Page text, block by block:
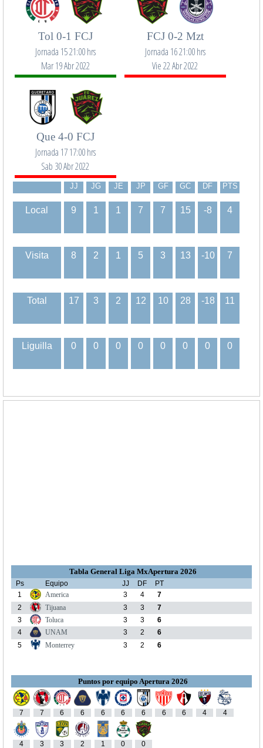
Tol 0-1 FCJ
Jornada 15 21:00 hrs
Mar 19 Abr 2022
FCJ 0-2 Mzt
Jornada 16 21:00 hrs
Vie 22 Abr 2022
Que 4-0 FCJ
Jornada 17 17:00 hrs
Sab 30 Abr 2022
JJ JG JE JP GF GC DF PTS
Local 9 1 1 7 7 15 -8 4
Visita 8 2 1 5 3 13 -10 7
Total 17 3 2 12 10 28 -18 11
Liguilla 0 0 0 0 0 0 0 0
Tabla General Liga MxApertura 2026
Ps Equipo JJ DF
PT
1
America 3 4
7
2
Tijuana 3 3
7
3
Toluca 3 3
6
4
UNAM 3 2
6
5
Monterrey 3 2 6
Puntos por equipo Apertura 2026
7 7 6 6 6 6 6 6 6 4 4
4 3 3 2 1 0 0